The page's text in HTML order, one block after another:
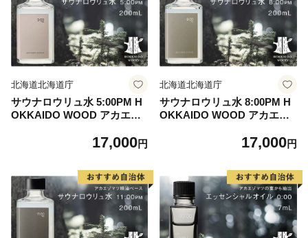
北海道北海道庁
サウナロウリュ水 5:00PM H
OKKAIDO WOOD アカエゾ
水 アロマウォーター フレグ
F6S-492
17,000円
北海道北海道庁
サウナロウリュ水 8:00PM H
OKKAIDO WOOD アカエゾ
水 アロマウォーター フレグ
F6S-493
17,000円